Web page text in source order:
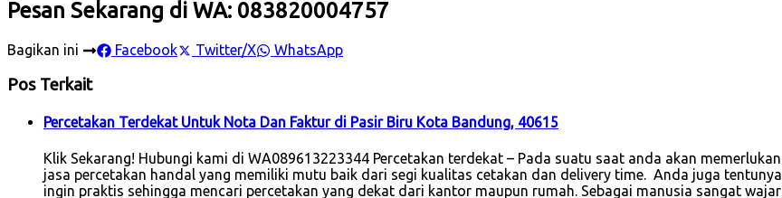
Pesan Sekarang di WA: 083820004757
Bagikan ini Facebook Twitter/X WhatsApp
Pos Terkait
Percetakan Terdekat Untuk Nota Dan Faktur di Pasir Biru Kota Bandung, 40615
Klik Sekarang! Hubungi kami di WA089613223344 Percetakan terdekat – Pada suatu saat anda akan memerlukan
jasa percetakan handal yang memiliki mutu baik dari segi kualitas cetakan dan delivery time. Anda juga tentunya
ingin praktis sehingga mencari percetakan yang dekat dari kantor maupun rumah. Sebagai manusia sangat wajar